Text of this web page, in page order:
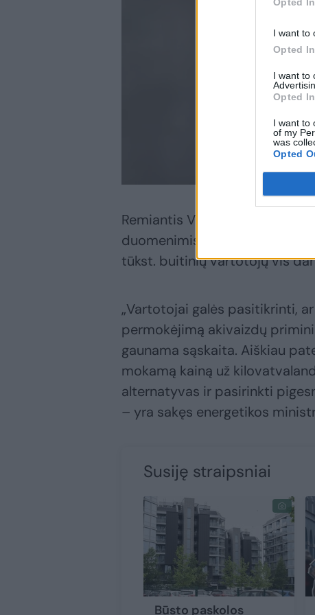
I want to
Opted In
I want to
Opted In
I want to
of my
was
Opted
Remiantis Valstybinės
duomenimis, nepasirinkdami
tūkst. buitinių vartotojų vis
„Vartotojai galės pasitikrinti,
permokėjimą akivaizdų
gaunama sąskaita. Aiškiau
mokamą kainą už
alternatyvas ir pasirinkti
– yra sakęs energetikos
Susiję straipsniai
Būsto paskolos